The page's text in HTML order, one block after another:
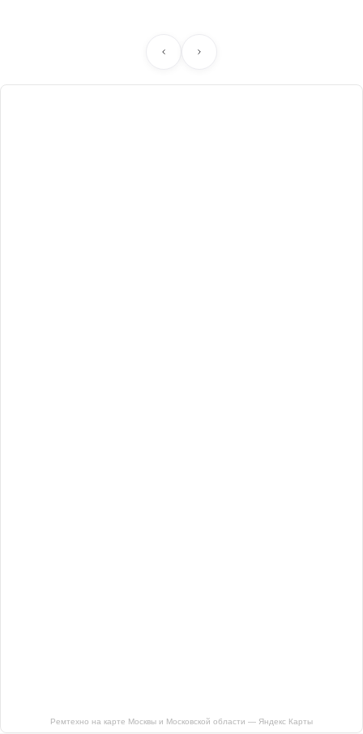
Ремтехно на карте Москвы и Московской области — Яндекс Карты